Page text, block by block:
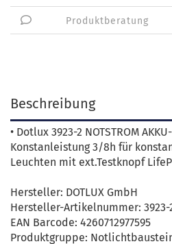
Produktberatung
Beschreibung
• Dotlux 3923-2 NOTSTROM
Konstanleistung 3/8h für
Leuchten mit ext.Testknopf
Hersteller: DOTLUX GmbH
Hersteller-Artikelnummer: 3923-
EAN Barcode: 4260712977595
Produktgruppe: